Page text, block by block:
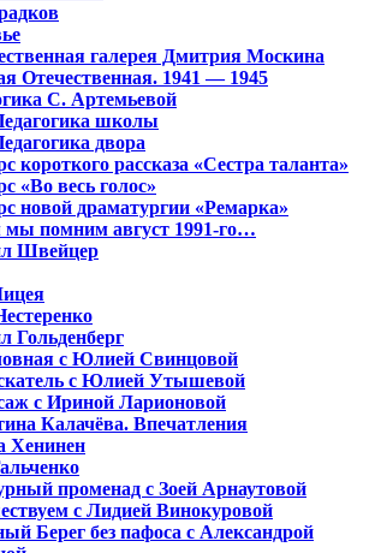
галерея Дмитрия Москина
Отечественная. 1941 — 1945
С. Артемьевой
школы
двора
короткого рассказа «Сестра таланта»
«Во весь голос»
новой драматургии «Ремарка»
помним август 1991-го…
Швейцер
Гольденберг
с Юлией Свинцовой
с Юлией Утышевой
с Ириной Ларионовой
Калачёва. Впечатления
Хенинен
променад с Зоей Арнаутовой
с Лидией Винокуровой
Берег без пафоса с Александрой